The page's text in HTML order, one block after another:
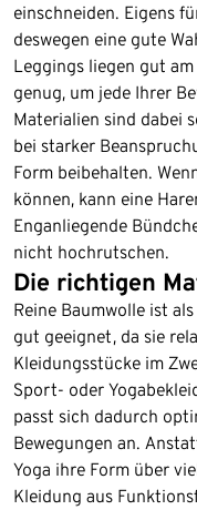
einschneiden. Eigens
deswegen eine gute
Leggings liegen gut
genug, um jede Ihrer
Materialien sind dabei
bei starker
Form beibehalten.
können, kann eine
Enganliegende
nicht hochrutschen.
Die richtigen
Reine Baumwolle ist
gut geeignet, da sie
Kleidungsstücke im
Sport- oder
passt sich dadurch
Bewegungen an.
Yoga ihre Form über
Kleidung aus